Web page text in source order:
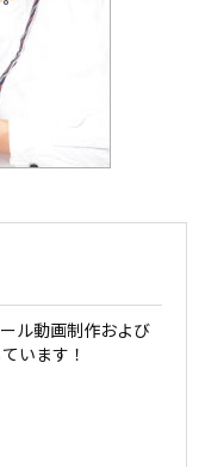
ル動画制作および
います！